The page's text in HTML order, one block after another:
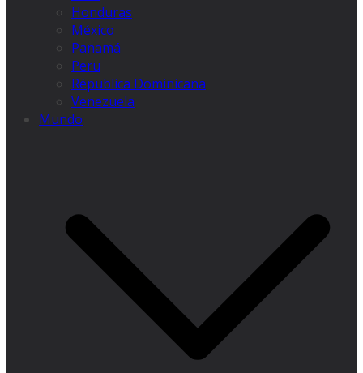
Honduras
México
Panamá
Peru
Républica Dominicana
Venezuela
Mundo